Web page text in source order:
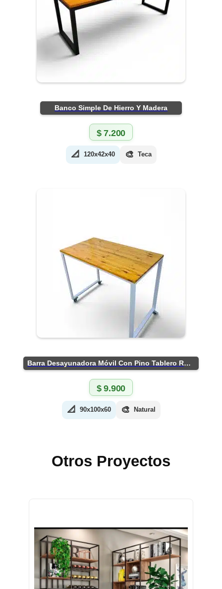
Banco Simple De Hierro Y Madera
$7.200
📐 120x42x40 🎨 Teca
Barra Desayunadora Móvil Con Pino Tablero Rústico
$9.900
📐 90x100x60 🎨 Natural
Otros Proyectos